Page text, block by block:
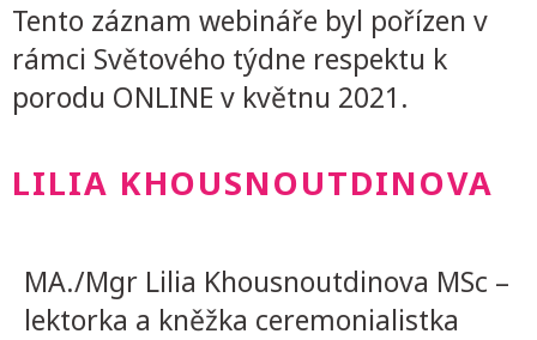
Tento záznam webináře byl pořízen v
rámci Světového týdne respektu k
porodu ONLINE v květnu 2021.
LILIA KHOUSNOUTDINOVA
MA./Mgr Lilia Khousnoutdinova MSc –
lektorka a kněžka ceremonialistka